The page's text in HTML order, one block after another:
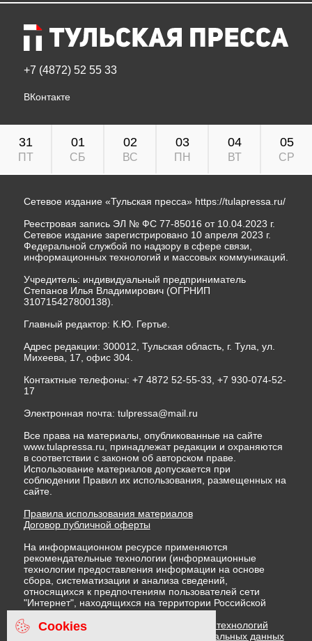
+7 (4872) 52 55 33
ВКонтакте
31
ПТ
01
СБ
02
ВС
03
ПН
04
ВТ
05
СР
Сетевое издание «Тульская пресса» https://tulapressa.ru/
Реестровая запись ЭЛ № ФС 77-85016 от 10.04.2023 г.
Сетевое издание зарегистрировано 10 апреля 2023 г.
Федеральной службой по надзору в сфере связи,
информационных технологий и массовых коммуникаций.
Учредитель: индивидуальный предприниматель
Степанов Илья Владимирович (ОГРНИП
310715427800138).
Главный редактор: К.Ю. Гертье.
Адрес редакции: 300012, Тульская область, г. Тула, ул.
Михеева, 17, офис 304.
Контактные телефоны: +7 4872 52-55-33, +7 930-074-52-
17
Электронная почта: tulpressa@mail.ru
Все права на материалы, опубликованные на сайте
www.tulapressa.ru, принадлежат редакции и охраняются
в соответствии с законом об авторском праве.
Использование материалов допускается при
соблюдении Правил их использования, размещенных на
сайте.
Правила использования материалов
Договор публичной оферты
На информационном ресурсе применяются
рекомендательные технологии (информационные
технологии предоставления информации на основе
сбора, систематизации и анализа сведений,
относящихся к предпочтениям пользователей сети
"Интернет", находящихся на территории Российской
Федерации)
Правила применения рекомендательных технологий
Политика в отношении обработки персональных данных
Cookies